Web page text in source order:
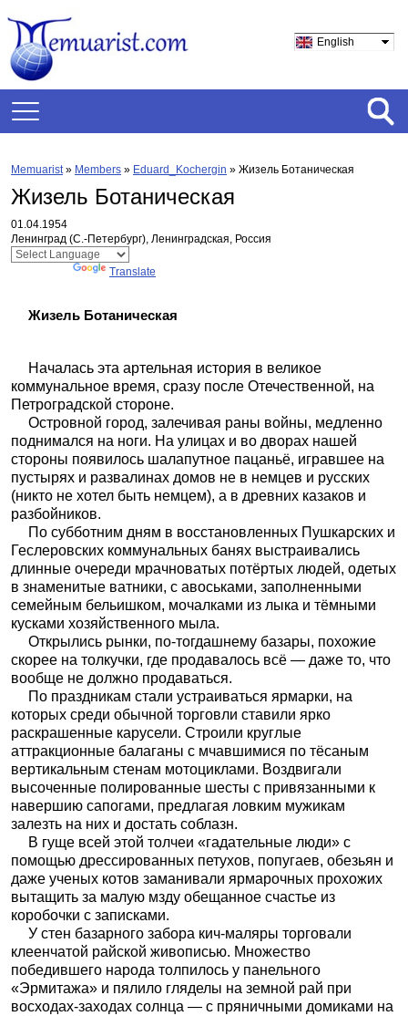
English
Memuarist» Members » Eduard_Kochergin » Жизель Ботаническая
Жизель Ботаническая
01.04.1954
Ленинград (С.-Петербург), Ленинградская, Россия
Translate
Жизель Ботаническая
Началась эта артельная история в великое
коммунальное время, сразу после Отечественной, на
Петроградской стороне.
Островной город, залечивая раны войны, медленно
поднимался на ноги. На улицах и во дворах нашей
стороны появилось шалапутное пацаньё, игравшее на
пустырях и развалинах домов не в немцев и русских
(никто не хотел быть немцем), а в древних казаков и
разбойников.
По субботним дням в восстановленных Пушкарских и
Геслеровских коммунальных банях выстраивались
длинные очереди мрачноватых потёртых людей, одетых
в знаменитые ватники, с авоськами, заполненными
семейным бельишком, мочалками из лыка и тёмными
кусками хозяйственного мыла.
Открылись рынки, по-тогдашнему базары, похожие
скорее на толкучки, где продавалось всё — даже то, что
вообще не должно продаваться.
По праздникам стали устраиваться ярмарки, на
которых среди обычной торговли ставили ярко
раскрашенные карусели. Строили круглые
аттракционные балаганы с мчавшимися по тёсаным
вертикальным стенам мотоциклами. Воздвигали
высоченные полированные шесты с привязанными к
навершию сапогами, предлагая ловким мужикам
залезть на них и достать соблазн.
В гуще всей этой толчеи «гадательные люди» с
помощью дрессированных петухов, попугаев, обезьян и
даже ученых котов заманивали ярмарочных прохожих
вытащить за малую мзду обещанное счастье из
коробочки с записками.
У стен базарного забора кич-маляры торговали
клеенчатой райской живописью. Множество
победившего народа толпилось у панельного
«Эрмитажа» и пялило гляделы на земной рай при
восходах-заходах солнца — с пряничными домиками на